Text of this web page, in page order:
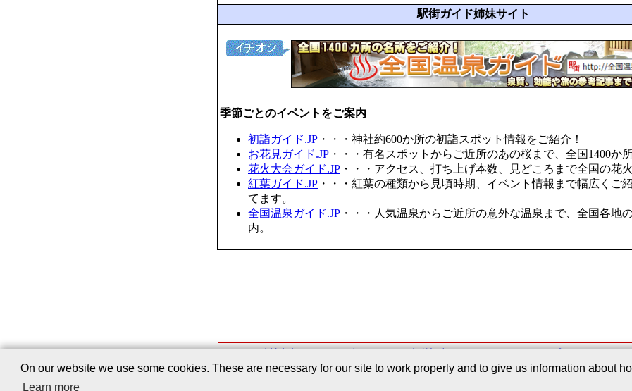
駅街ガイド姉妹サイト
季節ごとのイベントをご案内
初詣ガイド.JP ・・・神社約600か所の初詣スポット情報をご紹介！
お花見ガイド.JP ・・・有名スポットからご近所のあの桜まで、全国1400か
花火大会ガイド.JP ・・・アクセス、打ち上げ本数、見どころまで全国の花
紅葉ガイド.JP ・・・紅葉の種類から見頃時期、イベント情報まで幅広くご
てます。
全国温泉ガイド.JP ・・・人気温泉からご近所の意外な温泉まで、全国各地
内。
On our website we use some cookies. These are necessary for our site to work properly and to give us information about
Learn more